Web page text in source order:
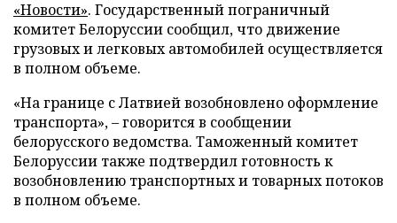
«Новости». Государственный пограничный
комитет Белоруссии сообщил, что движение
грузовых и легковых автомобилей осуществляется
в полном объеме.
«На границе с Латвией возобновлено оформление
транспорта», – говорится в сообщении
белорусского ведомства. Таможенный комитет
Белоруссии также подтвердил готовность к
возобновлению транспортных и товарных потоков
в полном объеме.